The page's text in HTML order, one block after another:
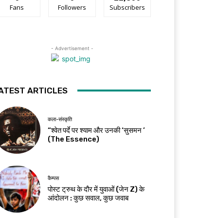
Fans Followers Subscribers
- Advertisement -
ARTICLES
कला-संस्कृति
“श्वेत पर्दे पर श्याम और उनकी ‘सुसमन ’
(The Essence)
कैम्पस
पोस्ट ट्रुथ के दौर में युवाओं (जेन Z) के
आंदोलन : कुछ सवाल, कुछ जवाब